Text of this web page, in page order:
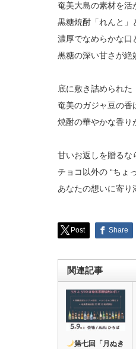
奄美大島の素材を活
黒糖焼酎「れんと」
濃厚でなめらかな口
黒糖の深い甘さが絶
底に敷き詰められた
奄美のガジャ豆の香
焼酎の華やかな香り
甘いお返しを贈るな
チョコ以外の “ちょ
あなたの想いに寄り
Post Share
関連記事
第七回「月ぬき